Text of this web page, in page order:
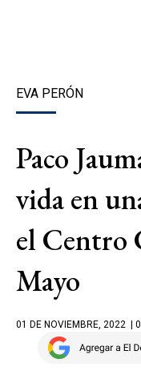
EVA PERÓN
Paco
vida en
el Centro
Mayo
01 DE NOVIEMBRE, 2022 |